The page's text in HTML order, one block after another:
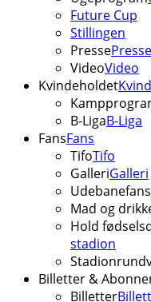
Future Cup
Stillingen
PressePresse
VideoVideo
Kvindeholdet
B-LigaB-Liga
FansFans
TifoTifo
GalleriGalleri
Udebanefans
Mad og
Hold
stadion
Billetter &
Billetter